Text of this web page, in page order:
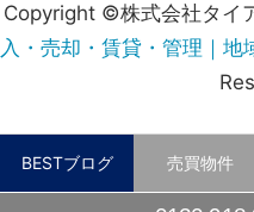
BESTブログ 売買物件
Copyright ©株式会社タイ
入・売却・賃貸・管理｜地